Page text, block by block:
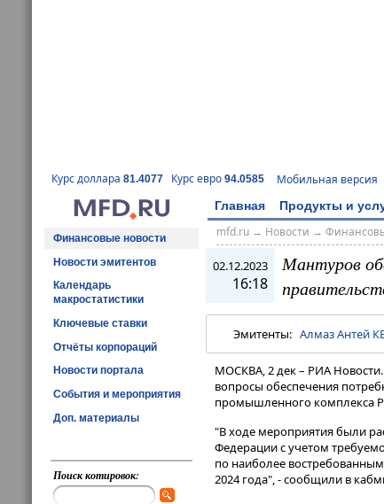
Курс доллара 81.4077 Курс евро 94.0585 Мобильная версия
Главная Продукты и
Финансовые новости
Новости эмитентов
Календарь
макростатистики
Ключевые ставки
Отчёты корпораций
Новости портала
События и мероприятия
Доп. материалы
Поиск котировок:
mfd.ru→ Новости →
02.12.2023
16:18
Мантуров
Эмитенты: Алмаз Антей
МОСКВА, 2 дек – РИА
вопросы обеспечения
промышленного комплекса
"В ходе мероприятия были
Федерации с учетом
по наиболее
2024 года", - сообщили в